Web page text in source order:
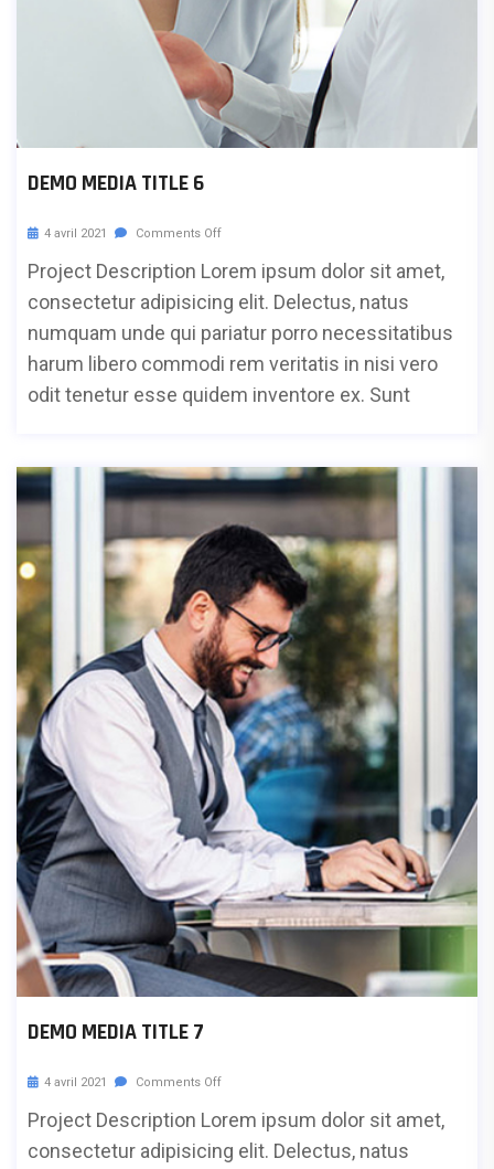
DEMO MEDIA TITLE 6
4 avril 2021 Comments Off
Project Description Lorem ipsum dolor sit amet,
consectetur adipisicing elit. Delectus, natus
numquam unde qui pariatur porro necessitatibus
harum libero commodi rem veritatis in nisi vero
odit tenetur esse quidem inventore ex. Sunt
DEMO MEDIA TITLE 7
4 avril 2021 Comments Off
Project Description Lorem ipsum dolor sit amet,
consectetur adipisicing elit. Delectus, natus